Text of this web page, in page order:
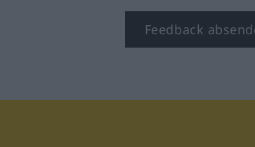
Feedback